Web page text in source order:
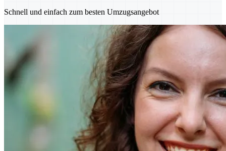
Schnell und einfach zum besten Umzugsangebot